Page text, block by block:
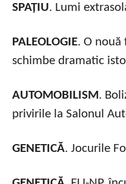
SPAȚIU. Lumi
PALEOLOGIE. O nouă
schimbe dramatic
AUTOMOBILISM.
privirile la Salonul
GENETICĂ. Jocurile